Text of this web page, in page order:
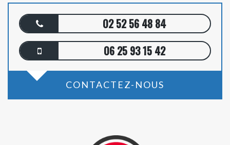
02 52 56 48 84
06 25 93 15 42
CONTACTEZ-NOUS